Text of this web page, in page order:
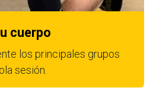
cuerpo
los principales grupos
sesión.